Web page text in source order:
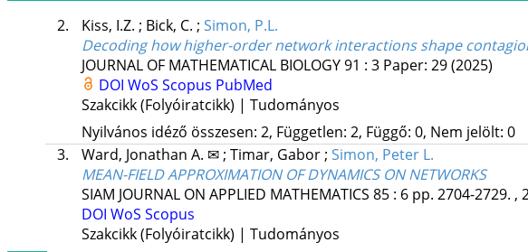
2.
Kiss, I.Z. ; Bick, C. ; Simon, P.L.
Decoding how higher-order network interactions shape
JOURNAL OF MATHEMATICAL BIOLOGY91 : 3 Paper: 29(2025)
DOI WoS Scopus PubMed
Szakcikk (Folyóiratcikk) | Tudományos
Nyilvános idéző összesen: 2, Független: 2, Függő: 0, Nem jelölt: 0
3.
Ward, Jonathan A. ✉; Timar, Gabor; Simon, Peter L.
MEAN-FIELD APPROXIMATION OF DYNAMICS ON NETWORKS
SIAM JOURNAL ON APPLIED MATHEMATICS 85: 6 pp. 2704-2729. ,
DOI WoS Scopus
Szakcikk (Folyóiratcikk) | Tudományos